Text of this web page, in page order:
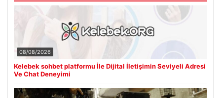
08/08/2026
Kelebek sohbet platformu İle Dijital İletişimin Seviyeli Adresi
Ve Chat Deneyimi